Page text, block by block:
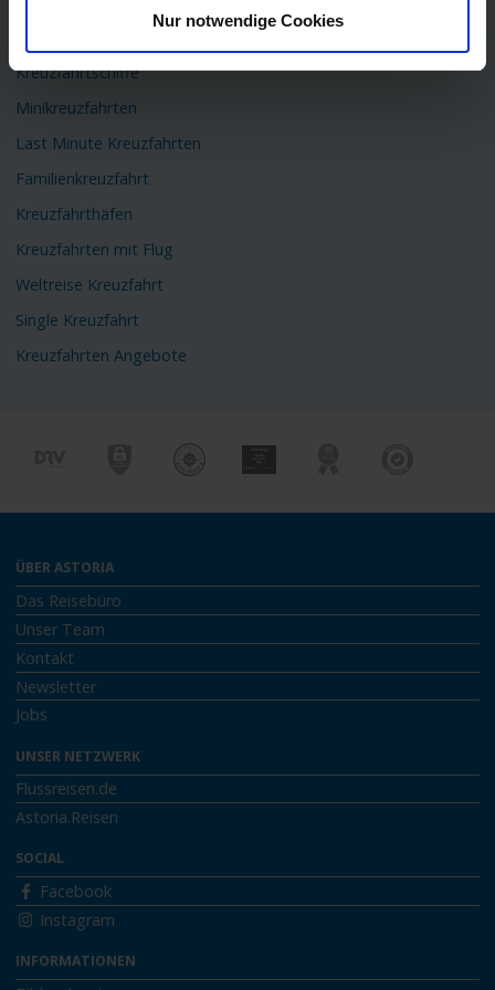
Nur notwendige Cookies
Kreuzfahrtschiffe
Minikreuzfahrten
Last Minute Kreuzfahrten
Familienkreuzfahrt
Kreuzfahrthäfen
Kreuzfahrten mit Flug
Weltreise Kreuzfahrt
Single Kreuzfahrt
Kreuzfahrten Angebote
ÜBER ASTORIA
Das Reisebüro
Unser Team
Kontakt
Newsletter
Jobs
UNSER NETZWERK
Flussreisen.de
Astoria.Reisen
SOCIAL
Facebook
Instagram
INFORMATIONEN